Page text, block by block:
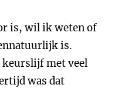
is, wil ik weten of
is.
keurslijf met veel
was dat